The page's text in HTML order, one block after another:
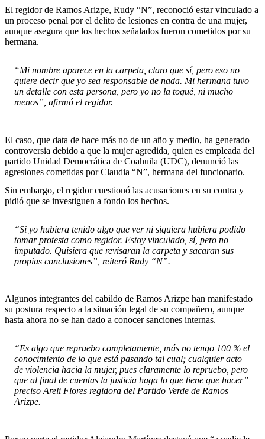
El regidor de Ramos Arizpe, Rudy “N”, reconoció estar vinculado a
un proceso penal por el delito de lesiones en contra de una mujer,
aunque asegura que los hechos señalados fueron cometidos por su
hermana.
“Mi nombre aparece en la carpeta, claro que sí, pero eso no
quiere decir que yo sea responsable de nada. Mi hermana tuvo
un detalle con esta persona, pero yo no la toqué, ni mucho
menos”, afirmó el regidor.
El caso, que data de hace más no de un año y medio, ha generado
controversia debido a que la mujer agredida, quien es empleada del
partido Unidad Democrática de Coahuila (UDC), denunció las
agresiones cometidas por Claudia “N”, hermana del funcionario.
Sin embargo, el regidor cuestionó las acusaciones en su contra y
pidió que se investiguen a fondo los hechos.
“Si yo hubiera tenido algo que ver ni siquiera hubiera podido
tomar protesta como regidor. Estoy vinculado, sí, pero no
imputado. Quisiera que revisaran la carpeta y sacaran sus
propias conclusiones”, reiteró Rudy “N”.
Algunos integrantes del cabildo de Ramos Arizpe han manifestado
su postura respecto a la situación legal de su compañero, aunque
hasta ahora no se han dado a conocer sanciones internas.
“Es algo que repruebo completamente, más no tengo 100 % el
conocimiento de lo que está pasando tal cual; cualquier acto
de violencia hacia la mujer, pues claramente lo repruebo, pero
que al final de cuentas la justicia haga lo que tiene que hacer”
preciso Areli Flores regidora del Partido Verde de Ramos
Arizpe.